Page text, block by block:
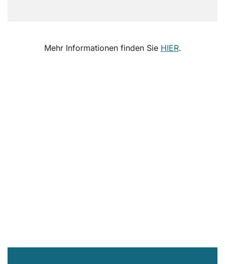
Mehr Informationen finden Sie HIER.